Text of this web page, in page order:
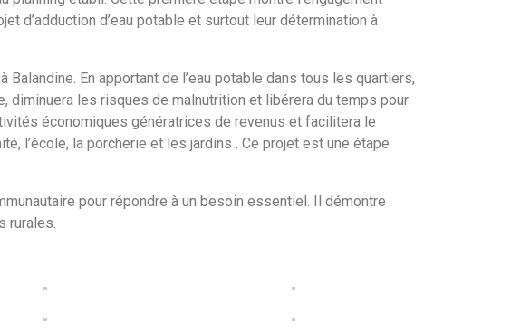
d’adduction d’eau potable et surtout leur détermination à
En apportant de l’eau potable dans tous les quartiers,
diminuera les risques de malnutrition et libérera du temps pour
économiques génératrices de revenus et facilitera le
l’école, la porcherie et les jardins . Ce projet est une étape
pour répondre à un besoin essentiel. Il démontre
rurales.